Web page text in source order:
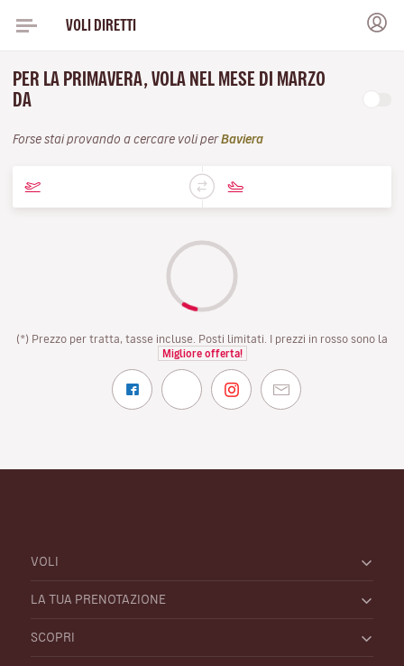
VOLI DIRETTI
PER LA PRIMAVERA, VOLA NEL MESE DI MARZO
DA
Forse stai provando a cercare voli perBaviera
(*) Prezzo per tratta, tasse incluse. Posti limitati. I prezzi in rosso sono la
Migliore offerta!
VOLI
LA TUA PRENOTAZIONE
SCOPRI